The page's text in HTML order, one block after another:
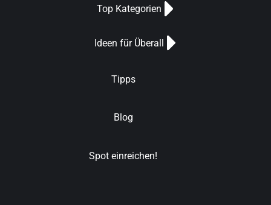
Top Kategorien
Ideen für Überall
Tipps
Blog
Spot einreichen!